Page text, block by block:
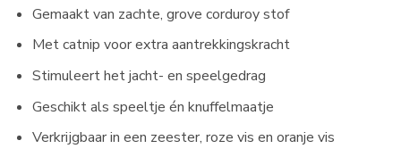
Gemaakt van zachte, grove corduroy stof
Met catnip voor extra aantrekkingskracht
Stimuleert het jacht- en speelgedrag
Geschikt als speeltje én knuffelmaatje
Verkrijgbaar in een zeester, roze vis en oranje vis